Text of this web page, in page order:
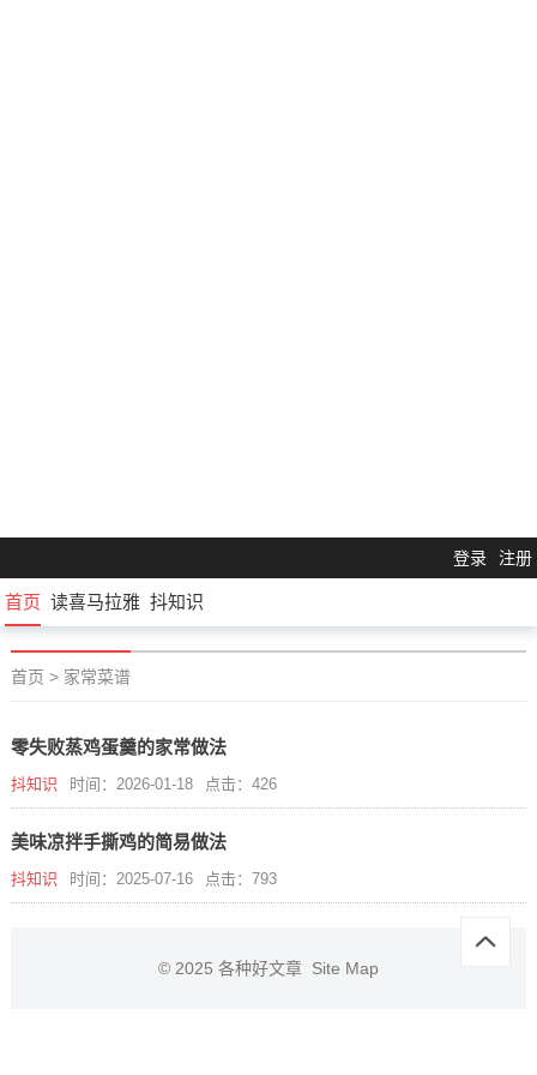
登录 注册
首页 读喜马拉雅 抖知识
首页 > 家常菜谱
零失败蒸鸡蛋羹的家常做法
抖知识 时间：2026-01-18 点击：426
美味凉拌手撕鸡的简易做法
抖知识 时间：2025-07-16 点击：793
© 2025 各种好文章 Site Map